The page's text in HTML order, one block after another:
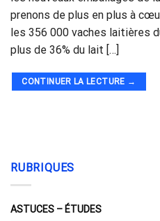
prenons de plus en plus à
les 356 000 vaches laitières
plus de 36% du lait […]
CONTINUER LA LECTURE →
RUBRIQUES
ASTUCES – ÉTUDES